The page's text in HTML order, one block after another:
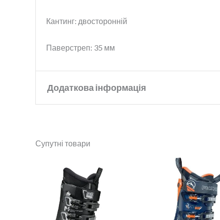
Кантинг: двосторонній
Паверстреп: 35 мм
Додаткова інформація
Колір
Розмір 28.5,29.5
Стать
Супутні товари